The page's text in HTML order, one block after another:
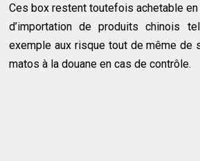
Ces box restent toutefois achetable
d’importation de produits chinois
exemple aux risque tout de même de
matos à la douane en cas de contrôle.